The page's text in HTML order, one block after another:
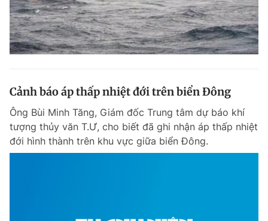
Cảnh báo áp thấp nhiệt đới trên biển Đông
Ông Bùi Minh Tăng, Giám đốc Trung tâm dự báo khí
tượng thủy văn T.Ư, cho biết đã ghi nhận áp thấp nhiệt
đới hình thành trên khu vực giữa biển Đông.